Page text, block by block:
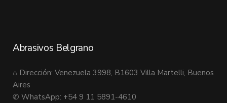
Abrasivos Belgrano
⌂ Dirección: Venezuela 3998, B1603 Villa Martelli, Buenos
Aires
✆ WhatsApp: +54 9 11 5891-4610